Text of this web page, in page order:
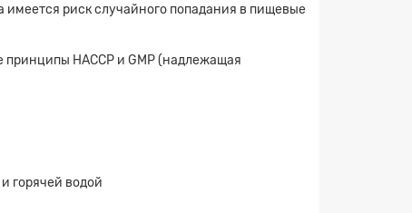
имеется риск случайного попадания в пищевые
принципы HACCP и GMP (надлежащая
горячей водой